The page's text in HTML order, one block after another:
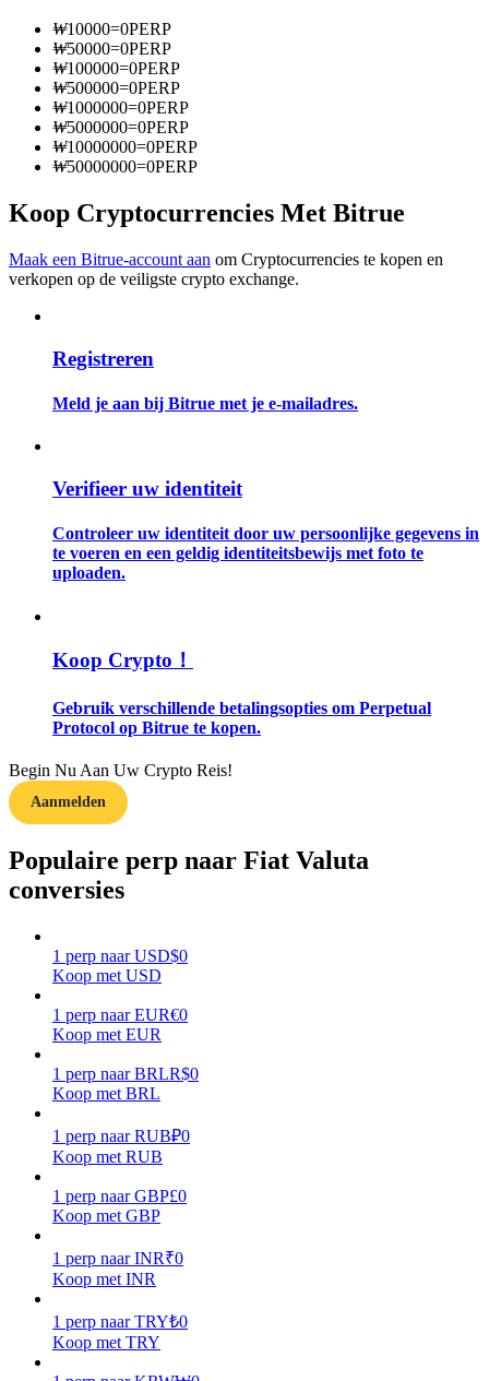
Big data-analyse inclusief handelsinformatie, enz.
Futures-startgids
Handelsstrategieën
Verdienen
Macht varkentje
Verdien dagelijks competitieve beloningen
₩10000=0PERP
₩50000=0PERP
₩100000=0PERP
₩500000=0PERP
₩1000000=0PERP
₩5000000=0PERP
₩10000000=0PERP
₩50000000=0PERP
Koop Cryptocurrencies Met Bitrue
Maak een Bitrue-account aan om Cryptocurrencies te kopen en
verkopen op de veiligste crypto exchange.
Registreren
Meld je aan bij Bitrue met je e-mailadres.
Verifieer uw identiteit
Controleer uw identiteit door uw persoonlijke gegevens in
te voeren en een geldig identiteitsbewijs met foto te
uploaden.
Koop Crypto！
Gebruik verschillende betalingsopties om Perpetual
Protocol op Bitrue te kopen.
Begin Nu Aan Uw Crypto Reis!
Aanmelden
Populaire perp naar Fiat Valuta
conversies
1 perp naar USD$0
Koop met USD
1 perp naar EUR€0
Koop met EUR
1 perp naar BRLR$0
Koop met BRL
1 perp naar RUB₽0
Koop met RUB
1 perp naar GBP£0
Koop met GBP
1 perp naar INR₹0
Koop met INR
1 perp naar TRY₺0
Koop met TRY